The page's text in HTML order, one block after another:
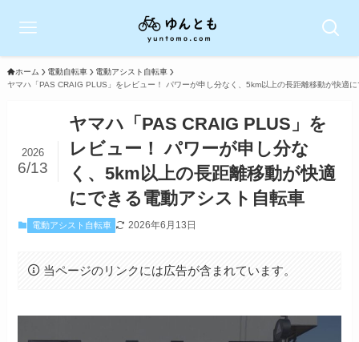
ホーム 電動自転車
電動アシスト自転車
ヤマハ「PAS CRAIG PLUS」をレビュー！ パワーが申し分なく、5km以上の長距離移動が快適
ヤマハ「PAS CRAIG PLUS」を
レビュー！ パワーが申し分な
く、5km以上の長距離移動が快適
にできる電動アシスト自転車
2026
6/13
電動アシスト自転車 2026年6月13日
当ページのリンクには広告が含まれています。